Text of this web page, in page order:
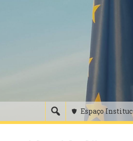
Espaço